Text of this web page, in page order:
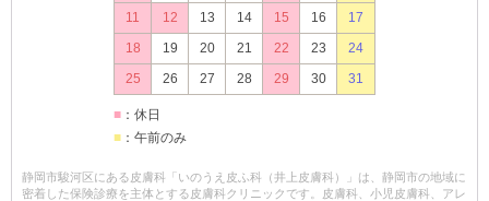
11
12 13 14 15 16
17
18
19 20 21 22 23
24
25
26 27 28 29 30 31
■ ：休日
■ ：午前のみ
静岡市駿河区にある皮膚科「いのうえ皮ふ科（井上皮膚科）」は、静岡市の地域に
密着した保険診療を主体とする皮膚科クリニックです。皮膚科、小児皮膚科、アレ